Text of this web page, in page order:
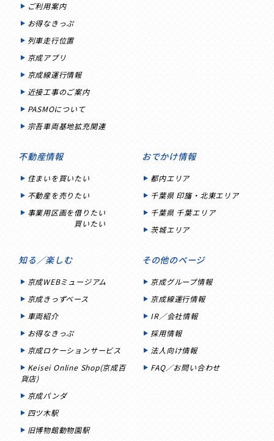
ご利用案内
お得なきっぷ
列車走行位置
京成アプリ
京成線運行情報
近接工事のご案内
PASMOについて
宗吾車両基地拡充関連
不動産情報
住まいを買いたい
不動産を売りたい
事業用区画を借りたい
買いたい
おでかけ情報
都内エリア
千葉県 印旛・北東エリア
千葉県 千葉エリア
茨城エリア
知る／楽しむ
京成WEBミュージアム
京成きっずベース
車両紹介
お得なきっぷ
京成ロケーションサービス
Keisei Online Shop(京成百
貨店)
京成パンダ
四ツ木駅
旧博物館動物園駅
その他のページ
京成グループ情報
京成線運行情報
IR／会社情報
採用情報
法人向け情報
FAQ／お問い合わせ